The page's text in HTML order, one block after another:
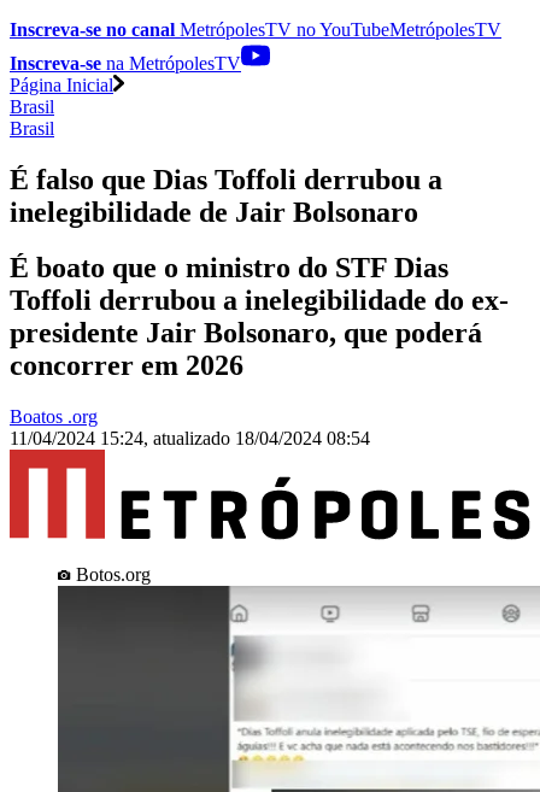
Inscreva-se no canal MetrópolesTV noYouTubeMetrópolesTV
Inscreva-se na MetrópolesTV
Página Inicial
Brasil
Brasil
É falso que Dias Toffoli derrubou a
inelegibilidade de Jair Bolsonaro
É boato que o ministro do STF Dias
Toffoli derrubou a inelegibilidade do ex-
presidente Jair Bolsonaro, que poderá
concorrer em 2026
Boatos .org
11/04/2024 15:24, atualizado 18/04/2024 08:54
Botos.org